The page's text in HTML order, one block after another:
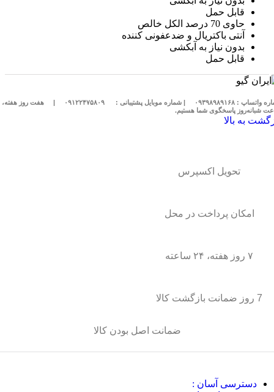
قابل حمل
حاوی 70 درصد الکل خالص
آنتی باکتریال و ضدعفونی کننده
بدون نیاز به آبکشی
قابل حمل
واتساپ : ۰۹۳۹۸۹۸۹۱۶۸ | شماره موبایل پشتیبانی :
|
شبانه‌روز پاسخگوی شما هستیم.
به بالا
تحویل اکسپرس
امکان پرداخت در محل
۷ روز هفته، ۲۴ ساعته
7 روز ضمانت بازگشت کالا
ضمانت اصل بودن کالا
دسترسی آسان :